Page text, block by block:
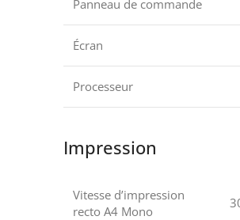
Panneau de commande
Écran
Processeur
Impression
Vitesse d’impression
recto A4 Mono